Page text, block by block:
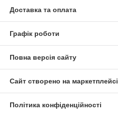
Доставка та оплата
Графік роботи
Повна версія сайту
Сайт створено на маркетплейсі
Політика конфіденційності